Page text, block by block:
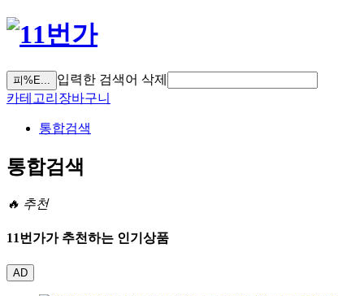
피%E...
입력한 검색어 삭제
카테고리 장바구니
통합검색
통합검색
🔥 추천
11번가가 추천하는 인기상품
AD